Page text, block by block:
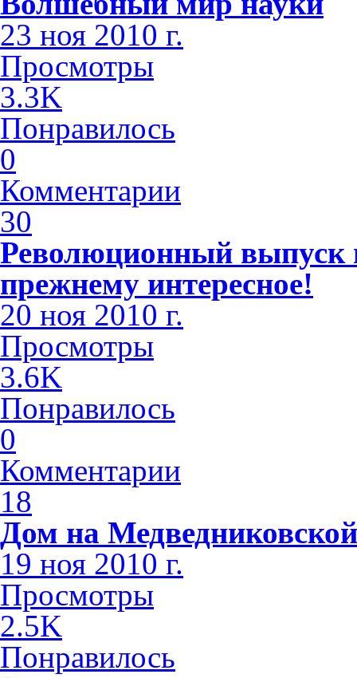
23 ноя 2010 г.
Просмотры
3.3K
Понравилось
0
Комментарии
30
Революционный выпуск
прежнему интересное!
20 ноя 2010 г.
Просмотры
3.6K
Понравилось
0
Комментарии
18
Дом на Медведниковской
19 ноя 2010 г.
Просмотры
2.5K
Понравилось